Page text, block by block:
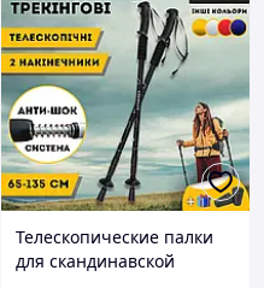
Телескопические палки
для скандинавской